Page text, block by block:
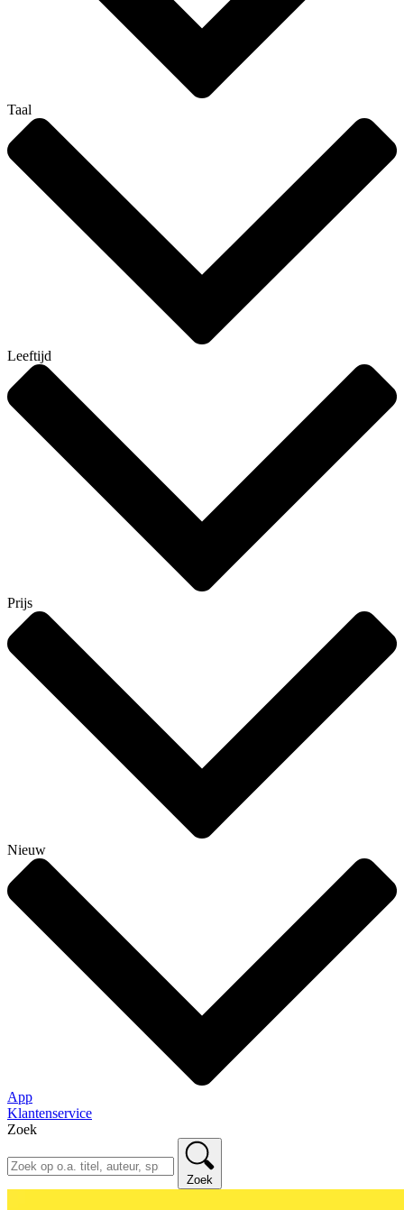
Taal
Leeftijd
Prijs
Nieuw
App
Klantenservice
Zoek
Zoek